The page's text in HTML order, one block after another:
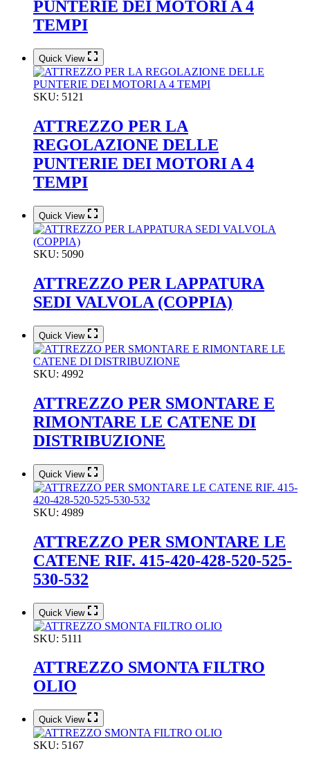
PUNTERIE DEI MOTORI A 4
TEMPI
Quick View
SKU: 5121
ATTREZZO PER LA
REGOLAZIONE DELLE
PUNTERIE DEI MOTORI A 4
TEMPI
Quick View
SKU: 5090
ATTREZZO PER LAPPATURA
SEDI VALVOLA (COPPIA)
Quick View
SKU: 4992
ATTREZZO PER SMONTARE E
RIMONTARE LE CATENE DI
DISTRIBUZIONE
Quick View
SKU: 4989
ATTREZZO PER SMONTARE LE
CATENE RIF. 415-420-428-520-525-
530-532
Quick View
SKU: 5111
ATTREZZO SMONTA FILTRO
OLIO
Quick View
SKU: 5167